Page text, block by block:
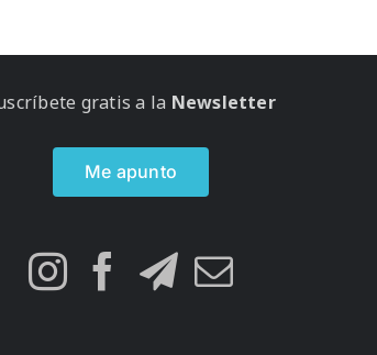
gratis a la Newsletter
Me apunto